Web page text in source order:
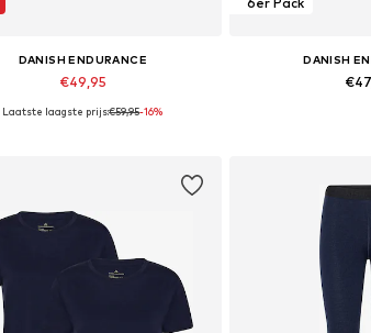
DANISH ENDURANCE
€49,95
Beschikbare maten: One Size
Laatste laagste prijs:€59,95-16%
DANISH